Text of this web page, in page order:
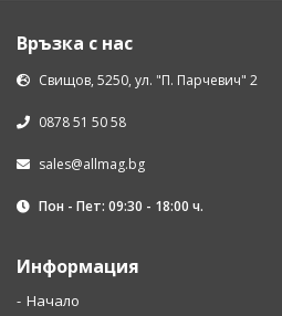
Връзка с нас
Свищов, 5250, ул. "П. Парчевич" 2
0878 51 50 58
sales@allmag.bg
Пон - Пет: 09:30 - 18:00 ч.
Информация
Начало